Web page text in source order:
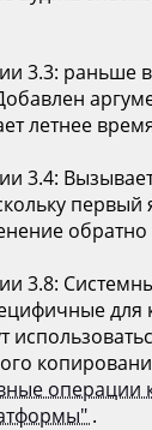
3.3: раньше
летнее
3.4:
первый
3.8:
для
операции
.